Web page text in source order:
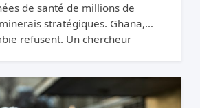
de santé de millions de
stratégiques. Ghana,
refusent. Un chercheur